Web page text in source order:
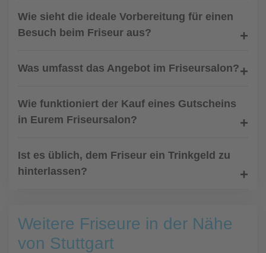
Wie sieht die ideale Vorbereitung für einen
Besuch beim Friseur aus?
Was umfasst das Angebot im Friseursalon?
Wie funktioniert der Kauf eines Gutscheins
in Eurem Friseursalon?
Ist es üblich, dem Friseur ein Trinkgeld zu
hinterlassen?
Weitere Friseure in der Nähe
von Stuttgart